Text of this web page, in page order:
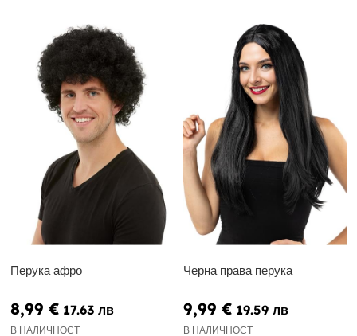
Перука афро
8,99 € 17.63 лв
В НАЛИЧНОСТ
Черна права перука
9,99 € 19.59 лв
В НАЛИЧНОСТ